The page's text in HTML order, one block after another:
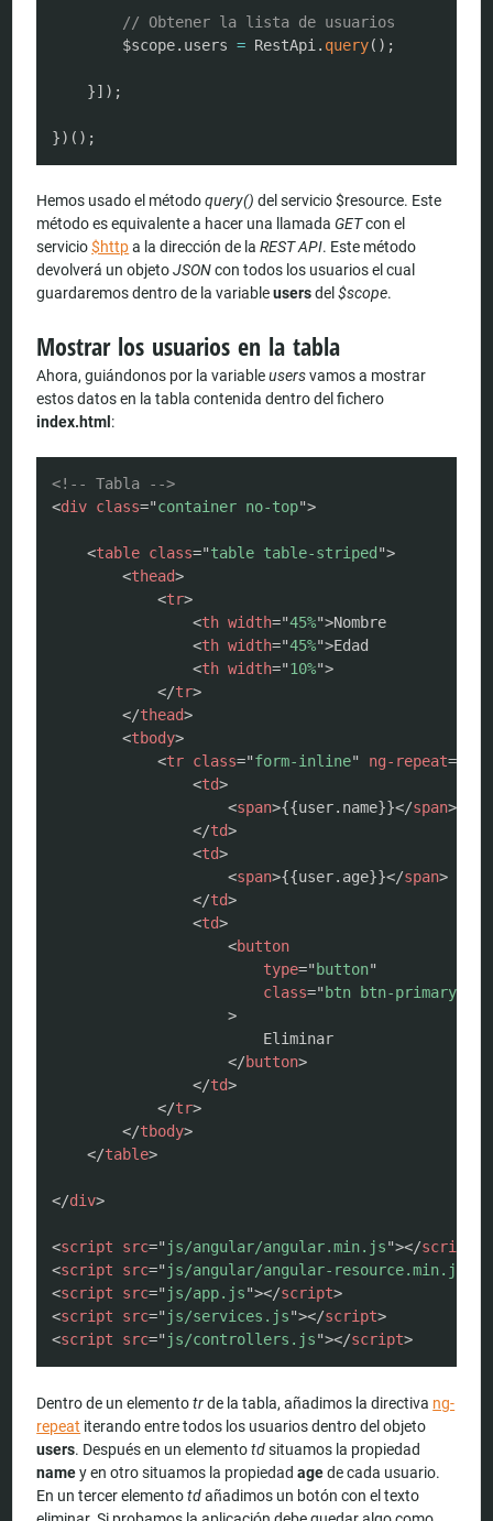
// Obtener la lista de usuarios
		$scope
. users = RestApi . query( ) ;
}] ) ;
}) ( ) ;
Hemos usado el métodoquery() del servicio $resource. Este
método es equivalente a hacer una llamada GETcon el
servicio$httpa la dirección de laREST API. Este método
devolverá un objetoJSONcon todos los usuarios el cual
guardaremos dentro de la variableusersdel$scope.
Mostrar los usuarios en la tabla
Ahora, guiándonos por la variableusersvamos a mostrar
estos datos en la tabla contenida dentro del fichero
index.html :
<!-- Tabla -->
<div class="container no-top">
<table class="table table-striped ">
<thead>
<tr>
<th width="45%">Nombre
<th width="45%">Edad
<th width="10%">
</tr>
</thead>
<tbody>
<tr class="form-inline" ng-repeat=
<td>
<span>{{user.name}}</span>
</td>
<td>
<span>{{user.age}}</span>
</td>
<td>
<button
type=" button"
class=" btn btn-primary
>
                        Eliminar
</button>
</td>
</tr>
</tbody>
</table>
</div>
<script src=" js/angular/angular.min.js"></script
<script src=" js/angular/angular-resource.min.js
<script src=" js/app.js"></script>
<script src=" js/services.js"></script>
<script src=" js/controllers.js"></script>
Dentro de un elementotrde la tabla, añadimos la directiva ng-
repeat iterando entre todos los usuarios dentro del objeto
users. Después en un elementotdsituamos la propiedad
namey en otro situamos la propiedadagede cada usuario.
En un tercer elementotdañadimos un botón con el texto